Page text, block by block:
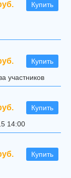
Купить
Купить
участников
Купить
14:00
Купить